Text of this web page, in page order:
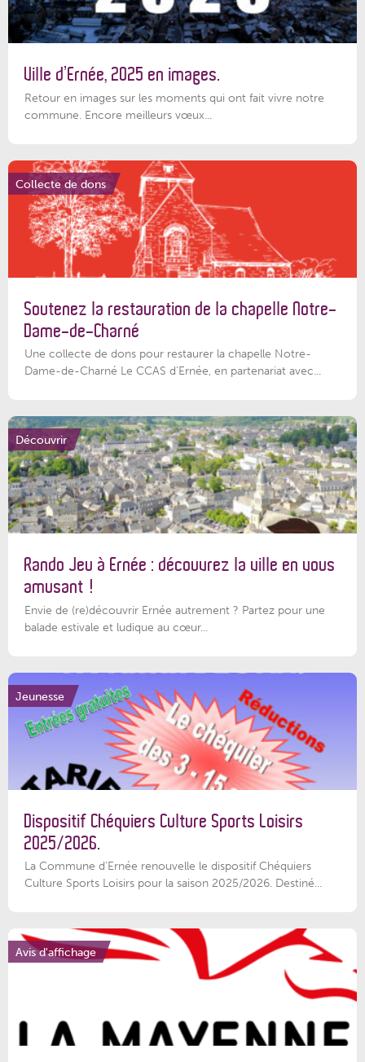
Ville d’Ernée, 2025 en images.
Retour en images sur les moments qui ont fait vivre notre
commune. Encore meilleurs vœux...
Collecte de dons
Soutenez la restauration de la chapelle Notre-
Dame-de-Charné
Une collecte de dons pour restaurer la chapelle Notre-
Dame-de-Charné Le CCAS d’Ernée, en partenariat avec...
Découvrir
Rando Jeu à Ernée : découvrez la ville en vous
amusant !
Envie de (re)découvrir Ernée autrement ? Partez pour une
balade estivale et ludique au cœur...
Jeunesse
Dispositif Chéquiers Culture Sports Loisirs
2025/2026.
La Commune d'Ernée renouvelle le dispositif Chéquiers
Culture Sports Loisirs pour la saison 2025/2026. Destiné...
Avis d'affichage